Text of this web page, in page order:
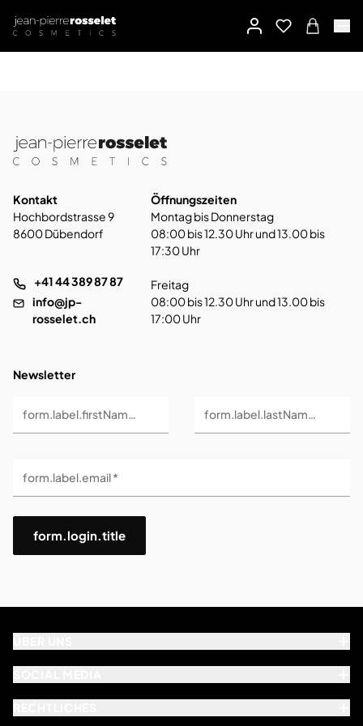
Kontakt
Hochbordstrasse 9
8600 Dübendorf
+41 44 389 87 87
info@jp-
rosselet.ch
Öffnungszeiten
Montag bis Donnerstag
08:00 bis 12.30 Uhr und 13.00 bis
17:30 Uhr
Freitag
08:00 bis 12.30 Uhr und 13.00 bis
17:00 Uhr
Newsletter
form.label.firstName * form.label.lastName *
form.label.email *
form.login.title